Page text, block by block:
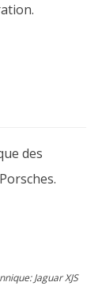
des
Jaguar XJS